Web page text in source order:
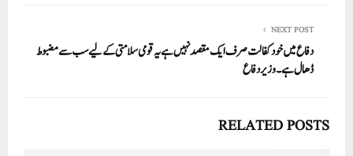
NEXT POST
دفاع میں خود کفالت صرف ایک مقصد نہیں ہے یہ قومی سلامتی کے لیے سب سے مضبوط
ڈھال ہے۔ وزیر دفاع
RELATED POSTS